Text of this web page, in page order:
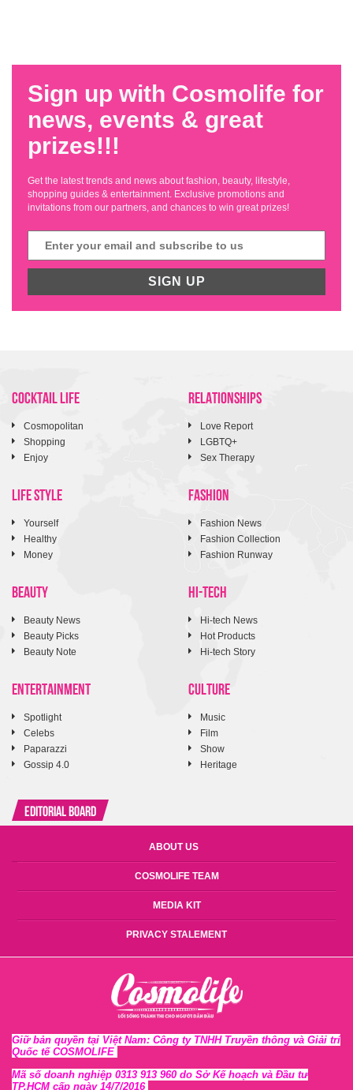
Sign up with Cosmolife for
news, events & great
prizes!!!
Get the latest trends and news about fashion, beauty, lifestyle,
shopping guides & entertainment. Exclusive promotions and
invitations from our partners, and chances to win great prizes!
SIGN UP
COCKTAIL LIFE
Cosmopolitan
Shopping
Enjoy
RELATIONSHIPS
Love Report
LGBTQ+
Sex Therapy
LIFE STYLE
Yourself
Healthy
Money
FASHION
Fashion News
Fashion Collection
Fashion Runway
BEAUTY
Beauty News
Beauty Picks
Beauty Note
HI-TECH
Hi-tech News
Hot Products
Hi-tech Story
ENTERTAINMENT
Spotlight
Celebs
Paparazzi
Gossip 4.0
CULTURE
Music
Film
Show
Heritage
Editorial Board
ABOUT US
COSMOLIFE TEAM
MEDIA KIT
PRIVACY STALEMENT
Giữ bản quyền tại Việt Nam: Công ty TNHH Truyền thông và Giải trí
Quốc tế COSMOLIFE
Mã số doanh nghiệp 0313 913 960 do Sở Kế hoạch và Đầu tư
TP.HCM cấp ngày 14/7/2016